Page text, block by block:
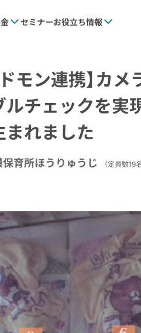
セミナーお役立ち情報
ドモン連携】カ
ルチェックを実
まれました
育所ほうりゅうじ （定員数19